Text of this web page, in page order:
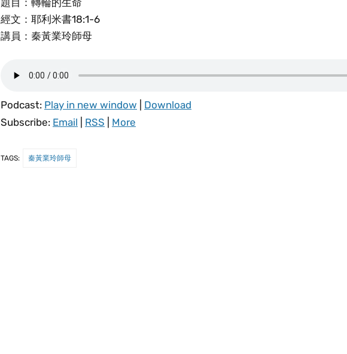
經文：耶利米書18:1-6
講員：秦黃業玲師母
Podcast: Play in new window
Download
Subscribe: Email RSS More
TAGS: 秦黃業玲師母